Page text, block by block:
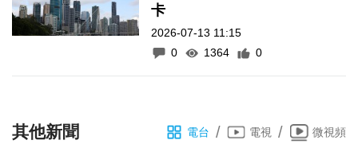
卡
2026-07-13 11:15
0
1364 0
其他新聞 電台 / 電視 / 微視頻